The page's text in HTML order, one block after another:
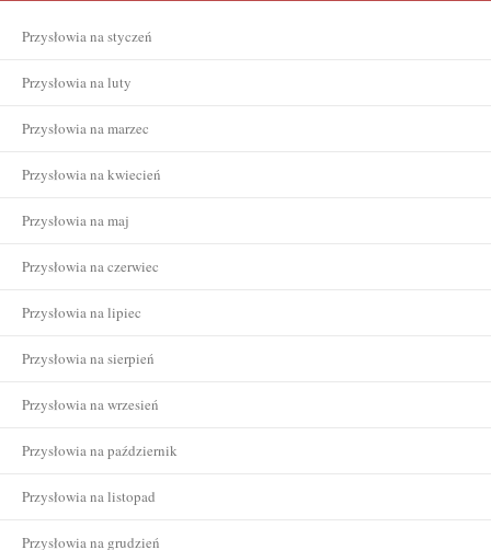
Przysłowia na styczeń
Przysłowia na luty
Przysłowia na marzec
Przysłowia na kwiecień
Przysłowia na maj
Przysłowia na czerwiec
Przysłowia na lipiec
Przysłowia na sierpień
Przysłowia na wrzesień
Przysłowia na październik
Przysłowia na listopad
Przysłowia na grudzień